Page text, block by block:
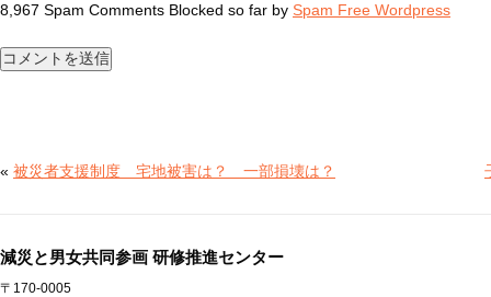
8,967 Spam Comments Blocked so far by Spam Free Wordpress
« 被災者支援制度 宅地被害は？ 一部損壊は？
減災と男女共同参画 研修推進センター
〒170-0005